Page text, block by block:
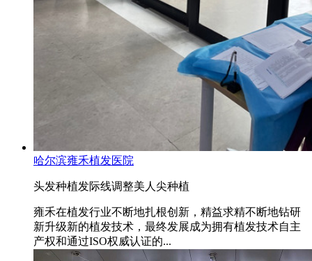
哈尔滨雍禾植发医院
头发种植发际线调整美人尖种植
雍禾在植发行业不断地扎根创新，精益求精不断地钻研
新升级新的植发技术，最终发展成为拥有植发技术自主
产权和通过ISO权威认证的...